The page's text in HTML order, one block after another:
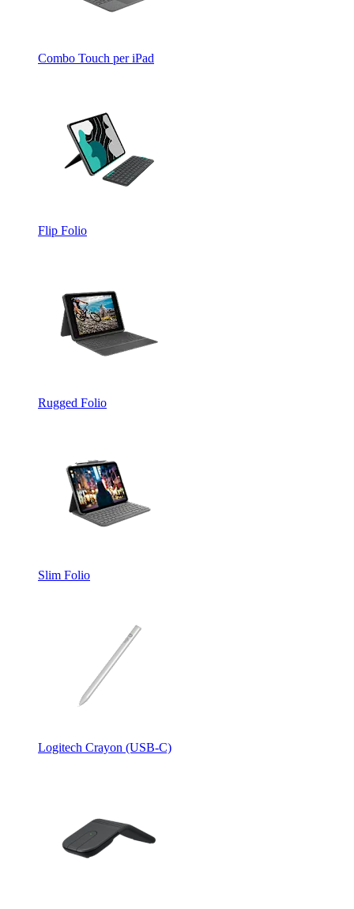
Combo Touch per iPad
Flip Folio
Rugged Folio
Slim Folio
Logitech Crayon (USB-C)